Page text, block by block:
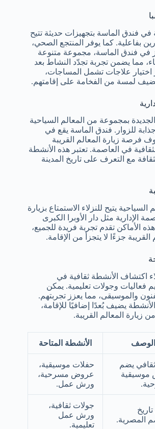
في فندق الماسة بتجهيزات حديثة تتيح
بفاعلية. كما يوفر المنتجع الصحي،
في فندق الماسة، مجموعة متنوعة
مما يضمن تجربة تجدّد النشاط بعد
اختيار علاجات تشمل المساجات،
يضيف لمسة من الفخامة على إقامتهم.
الجديدة بمجموعة من المعالم السياحية
للزوار. فندق الماسة يقع في
فرصة زيارة المعالم القريبة
في العاصمة. تعتبر هذه الأنشطة
مع التعرف على تاريخ المدينة
يتيح للنزلاء الاستمتاع بزيارة
الإدارية مثل دار الأوبرا الكبرى
تقدم تجربة فريدة للجميع،
جزءًا لا يتجزأ من الإقامة.
اكتشاف الأنشطة ثقافية في
فعاليات وجولات تعليمية. يمكن
والموسيقى، مما يعزز تجربتهم.
يضيف بُعدًا إضافيًا للإقامة،
زيارة المعالم القريبة.
الوصف الأنشطة المتاحة
يضم
حفلات موسيقية،
عروض مسرحية،
ورش عمل.
المصرية.
جولات ثقافية،
ورش عمل
تعليمية.